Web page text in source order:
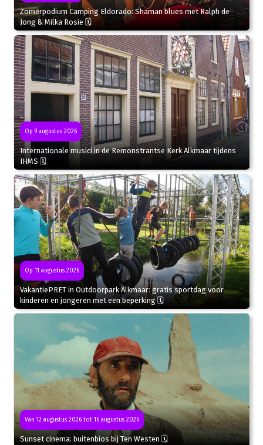
Zomerpodium Camping Eldorado: Shaman blues met Ralph de
Jong & Milka Rosie 🗓
Op 9 augustus 2026
Internationale musici in de Remonstrantse Kerk Alkmaar tijdens
IHMS 🗓
Op 11 augustus 2026
VakantiePRET in Outdoorpark Alkmaar: gratis sportdag voor
kinderen en jongeren met een beperking 🗓
Van 12 augustus 2026 tot 16 augustus 2026
Sunset cinema: buitenbios bij Ten Westen 🗓